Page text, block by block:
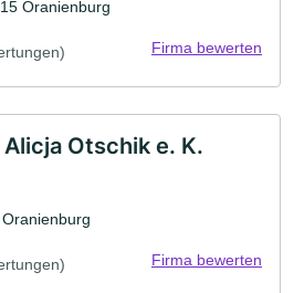
Oranienburg
Firma bewerten
Otschik e. K.
Firma bewerten